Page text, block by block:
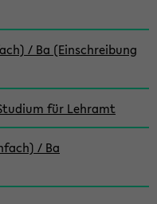
/ Ba (Einschreibung
für Lehramt
/ Ba